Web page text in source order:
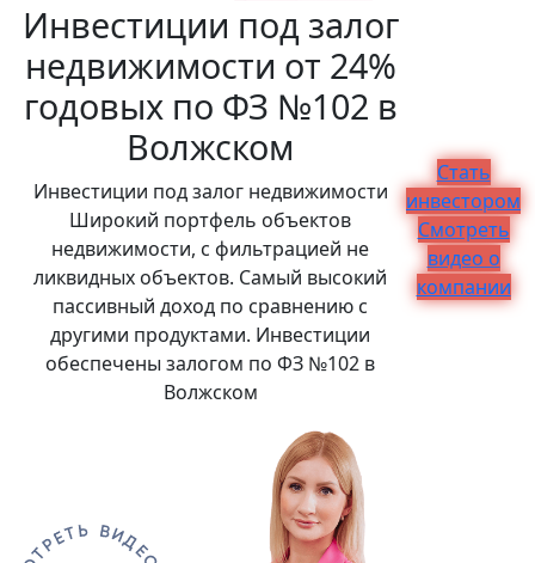
Инвестиции под залог
недвижимости от 24%
годовых по ФЗ №102 в
Волжском
Инвестиции под залог недвижимости
Широкий портфель объектов
недвижимости, с фильтрацией не
ликвидных объектов. Самый высокий
пассивный доход по сравнению с
другими продуктами. Инвестиции
обеспечены залогом по ФЗ №102 в
Волжском
Стать
инвестором
Смотреть
видео о
компании